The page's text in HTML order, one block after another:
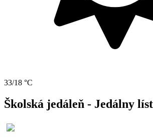
33/18 °C
Školská jedáleň - Jedálny